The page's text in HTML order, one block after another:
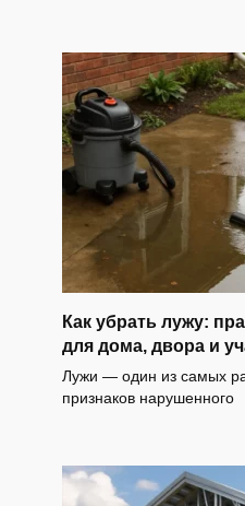
Как убрать лужу:
для дома, двора и
Лужи — один из самых
признаков нарушенного